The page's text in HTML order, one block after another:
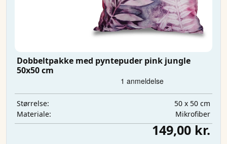
Dobbeltpakke med pyntepuder pink jungle
50x50 cm
Størrelse:
50 x 50 cm
Materiale:
Mikrofiber
149,00 kr.